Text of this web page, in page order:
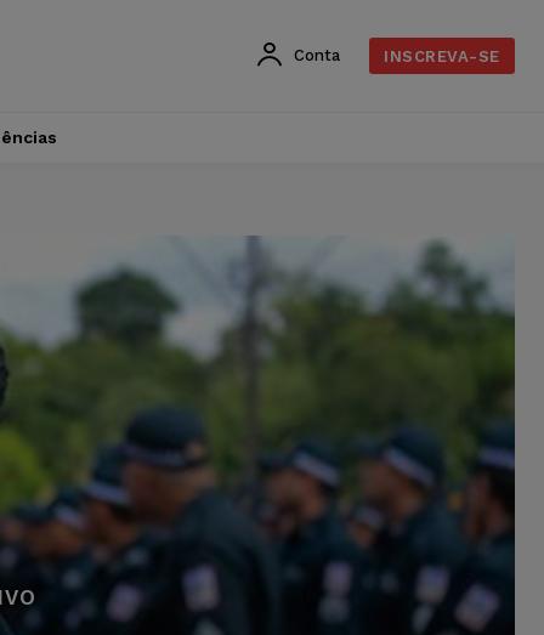
Conta INSCREVA-SE